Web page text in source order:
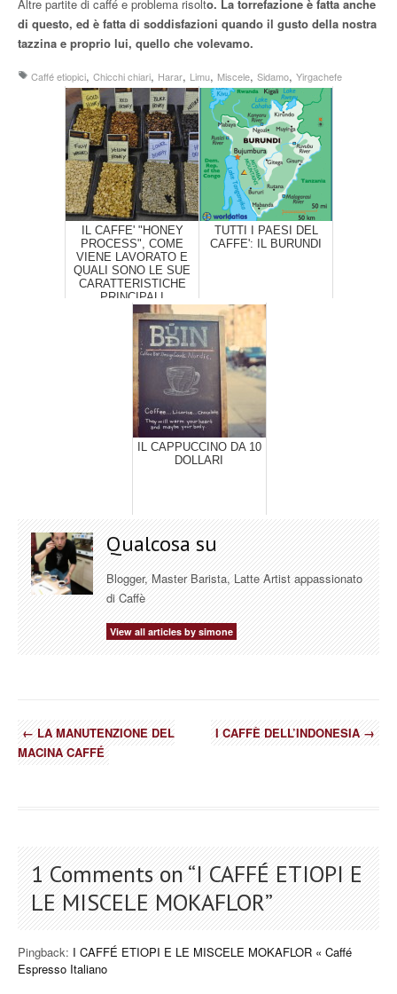
Altre partite di caffé e problema risolto. La torrefazione è fatta anche
di questo, ed è fatta di soddisfazioni quando il gusto della nostra
tazzina e proprio lui, quello che volevamo.
Caffé etiopici, Chicchi chiari, Harar, Limu, Miscele, Sidamo, Yirgachefe
IL CAFFE' "HONEY
PROCESS", COME
VIENE LAVORATO E
QUALI SONO LE SUE
CARATTERISTICHE
PRINCIPALI
TUTTI I PAESI DEL
CAFFE': IL BURUNDI
IL CAPPUCCINO DA 10
DOLLARI
Qualcosa su
Blogger, Master Barista, Latte Artist appassionato
di Caffè
View all articles by simone
←LA MANUTENZIONE DEL
MACINA CAFFÉ
I CAFFÈ DELL’INDONESIA→
1 Comments on “I CAFFÉ ETIOPI E
LE MISCELE MOKAFLOR”
Pingback: I CAFFÉ ETIOPI E LE MISCELE MOKAFLOR « Caffé
Espresso Italiano